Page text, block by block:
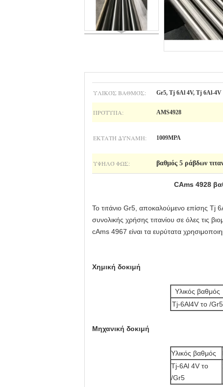
ΥΛΙΚΌΣ ΒΑΘΜΌΣ: Gr5, Tj 6Al 4V, Tj 6Al-4V
ΠΡΌΤΥΠΑ: AMS4928
ΕΚΤΑΤΉ ΔΎΝΑΜΗ: 1009MPA
ΥΨΗΛΌ ΦΩΣ: βαθμός 5 ράβδων
CAms 4928
Το τιτάνιο Gr5, αποκαλούμενο επίσης Tj
συνολικής χρήσης τιτανίου σε όλες τις
cAms 4967 είναι τα ευρύτατα
Χημική δοκιμή
Υλικός βαθμός
Tj-6Al4V το /Gr5
Μηχανική δοκιμή
Υλικός βαθμός
Tj-6Al 4V το
/Gr5